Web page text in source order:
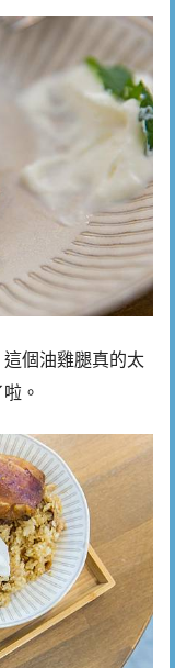
這個油雞腿真的太
。